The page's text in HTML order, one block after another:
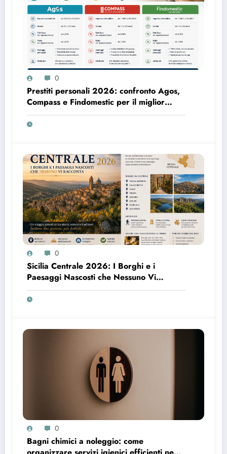
0
Prestiti personali 2026: confronto Agos,
Compass e Findomestic per il miglior
finanziamento online
0
Sicilia Centrale 2026: I Borghi e i
Paesaggi Nascosti che Nessuno Vi
Racconta
0
Bagni chimici a noleggio: come